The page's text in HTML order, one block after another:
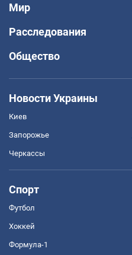
Мир
Расследования
Общество
Новости Украины
Киев
Запорожье
Черкассы
Спорт
Футбол
Хоккей
Формула-1